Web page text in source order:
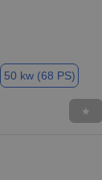
50 kw (68 PS)
★